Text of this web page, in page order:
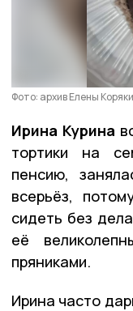
Фото: архив Елены
Ирина Курина
тортики на
пенсию,
всерьёз,
сидеть без
её
пряниками.
Ирина часто